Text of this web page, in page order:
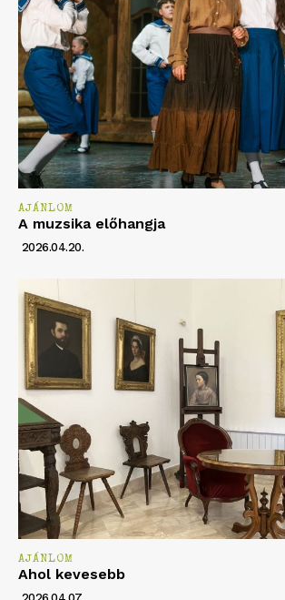
AJÁNLOM
A muzsika előhangja
2026.04.20.
AJÁNLOM
Ahol kevesebb